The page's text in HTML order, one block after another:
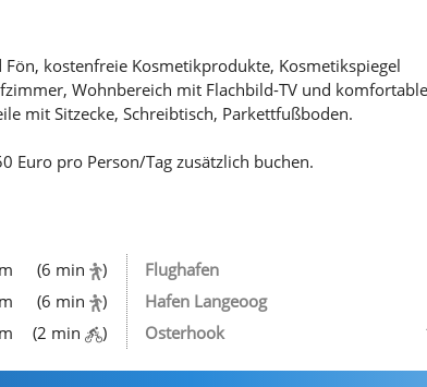
kostenfreie Kosmetikprodukte, Kosmetikspiegel
Wohnbereich mit Flachbild-TV und
mit Sitzecke, Schreibtisch, Parkettfußboden.
Euro pro Person/Tag zusätzlich buchen.
(6 min
)
(6 min
)
(2 min )
Flughafen
Hafen Langeoog
Osterhook